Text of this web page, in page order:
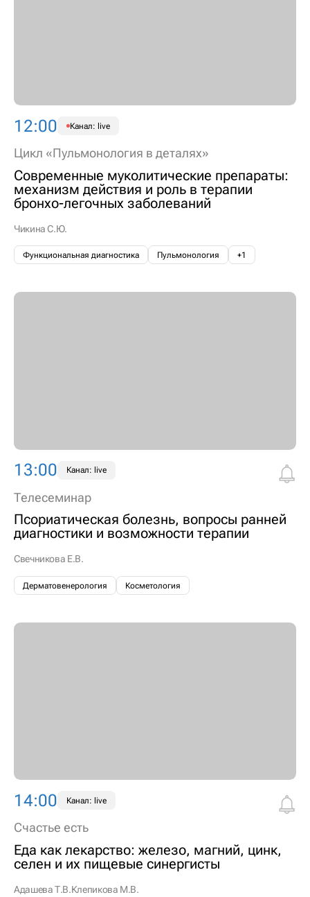
12:00 Канал: live
Цикл «Пульмонология в деталях»
Современные муколитические препараты:
механизм действия и роль в терапии
бронхо-легочных заболеваний
Чикина С.Ю.
Функциональная диагностика Пульмонология +1
13:00 Канал: live
Телесеминар
Псориатическая болезнь, вопросы ранней
диагностики и возможности терапии
Свечникова Е.В.
Дерматовенерология Косметология
14:00 Канал: live
Счастье есть
Еда как лекарство: железо, магний, цинк,
селен и их пищевые синергисты
Адашева Т.В.Клепикова М.В.